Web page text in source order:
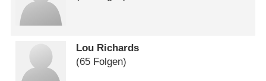
Lou Richards
(65 Folgen)